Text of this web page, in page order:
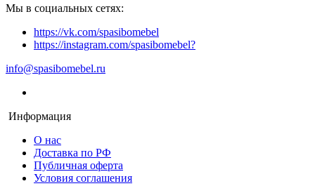
Мы в социальных сетях:
https://vk.com/spasibomebel
https://instagram.com/spasibomebel?
info@spasibomebel.ru
Информация
О нас
Доставка по РФ
Публичная оферта
Условия соглашения